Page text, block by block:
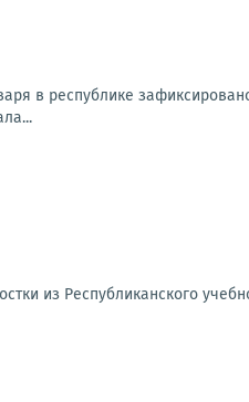
в республике
из Республиканского